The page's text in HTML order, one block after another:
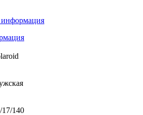
информация
17/140